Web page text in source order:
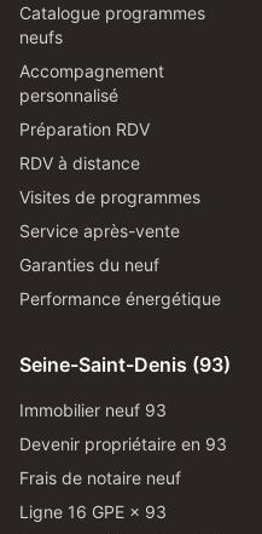
Catalogue programmes
neufs
Accompagnement
personnalisé
Préparation RDV
RDV à distance
Visites de programmes
Service après-vente
Garanties du neuf
Performance énergétique
Seine-Saint-Denis (93)
Immobilier neuf 93
Devenir propriétaire en 93
Frais de notaire neuf
Ligne 16 GPE × 93